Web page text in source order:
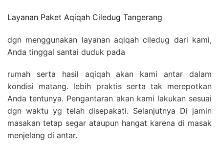
Layanan Paket Aqiqah Ciledug Tangerang
dgn menggunakan layanan aqiqah ciledug dari kami,
Anda tinggal santai duduk pada
rumah serta hasil aqiqah akan kami antar dalam
kondisi matang. lebih praktis serta tak merepotkan
Anda tentunya. Pengantaran akan kami lakukan sesuai
dgn waktu yg telah disepakati. Selanjutnya Di jamin
masakan tetap segar ataupun hangat karena di masak
menjelang di antar.